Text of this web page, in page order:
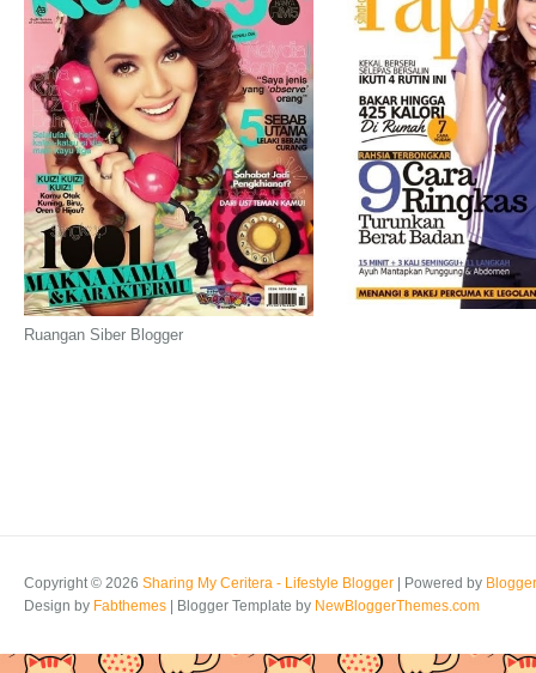
Ruangan Siber Blogger
Copyright © 2026 Sharing My Ceritera - Lifestyle Blogger | Powered by Blogger
Design by Fabthemes | Blogger Template by NewBloggerThemes.com